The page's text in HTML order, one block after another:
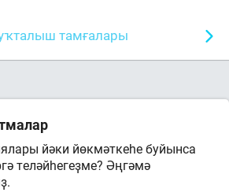
тамғалары
йәки йөкмәткеһе буйынса
теләйһегеҙме? Әңгәмә